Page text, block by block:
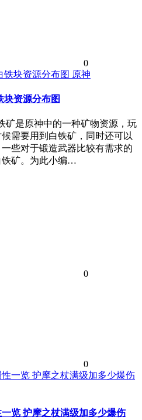
0
原神
块资源分布图
矿是原神中的一种矿物资源，玩
需要用到白铁矿，同时还可以
些对于锻造武器比较有需求的
铁矿。为此小编…
0
0
览 护摩之杖满级加多少爆伤